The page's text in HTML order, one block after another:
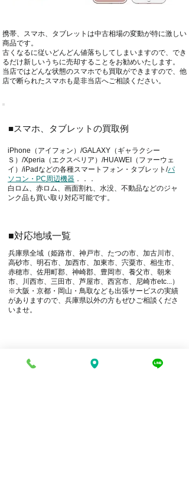
携帯、スマホ、タブレットは中古相場の変動が特に激しい
商品です。
古くなるに従いどんどん値落ちしてしまいますので、でき
るだけ新しいうちに売却することをお勧めいたします。
当店ではどんな状態のスマホでも買取ができますので、他
店で断られたスマホも是非当店へご相談ください。
■スマホ、タブレットの買取例
iPhone（アイフォン）/GALAXY（ギャラクシー
Ｓ）/Xperia（エクスペリア）/HUAWEI（ファーウェ
イ）/iPadなどの各種スマートフォン・タブレット/パ
ソコン・PC周辺機器 ．．．
白ロム、赤ロム、画面割れ、水没、不動品などのジャ
ンク品も買い取り対応可能です。
■対応地域一覧
兵庫県全域（姫路市、神戸市、たつの市、加古川市、
高砂市、明石市、加西市、加東市、宍粟市、相生市、
赤穂市、佐用町郡、神崎郡、豊岡市、養父市、朝来
市、川西市、三田市、芦屋市、西宮市、尼崎市etc...）
※大阪・京都・岡山・鳥取なども出張サービスの実績
がありますので、兵庫県以外の方もぜひご相談くださ
いませ。